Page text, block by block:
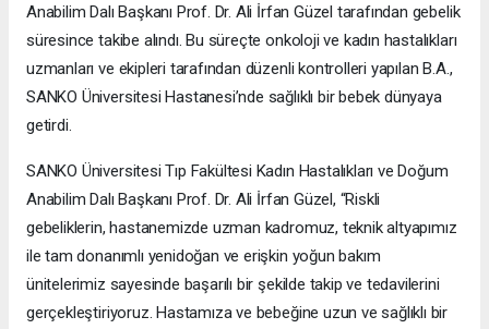
Anabilim Dalı Başkanı Prof. Dr. Ali İrfan Güzel tarafından gebelik
süresince takibe alındı. Bu süreçte onkoloji ve kadın hastalıkları
uzmanları ve ekipleri tarafından düzenli kontrolleri yapılan B.A.,
SANKO Üniversitesi Hastanesi’nde sağlıklı bir bebek dünyaya
getirdi.
SANKO Üniversitesi Tıp Fakültesi Kadın Hastalıkları ve Doğum
Anabilim Dalı Başkanı Prof. Dr. Ali İrfan Güzel, “Riskli
gebeliklerin, hastanemizde uzman kadromuz, teknik altyapımız
ile tam donanımlı yenidoğan ve erişkin yoğun bakım
ünitelerimiz sayesinde başarılı bir şekilde takip ve tedavilerini
gerçekleştiriyoruz. Hastamıza ve bebeğine uzun ve sağlıklı bir